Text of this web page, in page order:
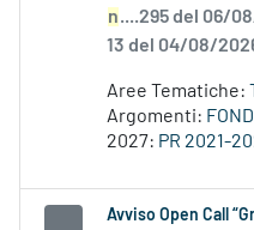
n....295 del 06/
13 del 04/08/
Aree Tematiche:
Argomenti:
2027: PR 2021-
Avviso Open Call